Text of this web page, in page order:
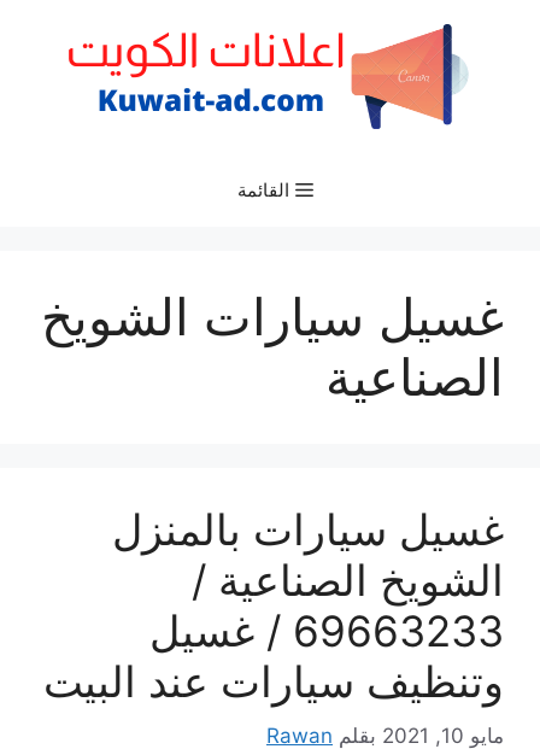
القائمة
غسيل سيارات الشويخ
الصناعية
غسيل سيارات بالمنزل
الشويخ الصناعية /
69663233 / غسيل
وتنظيف سيارات عند البيت
مايو 10, 2021 بقلم Rawan